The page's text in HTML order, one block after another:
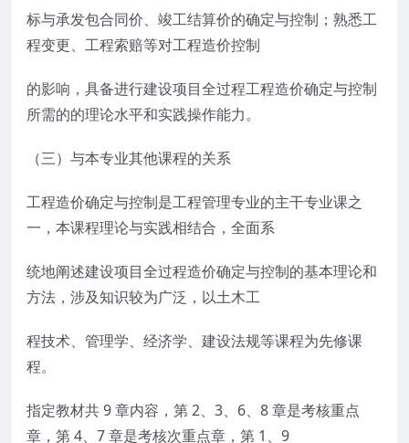
标与承发包合同价、竣工结算价的确定与控制；熟悉工
程变更、工程索赔等对工程造价控制
的影响，具备进行建设项目全过程工程造价确定与控制
所需的的理论水平和实践操作能力。
（三）与本专业其他课程的关系
工程造价确定与控制是工程管理专业的主干专业课之
一，本课程理论与实践相结合，全面系
统地阐述建设项目全过程造价确定与控制的基本理论和
方法，涉及知识较为广泛，以土木工
程技术、管理学、经济学、建设法规等课程为先修课
程。
指定教材共 9 章内容，第 2、3、6、8 章是考核重点
章，第 4、7 章是考核次重点章，第 1、9